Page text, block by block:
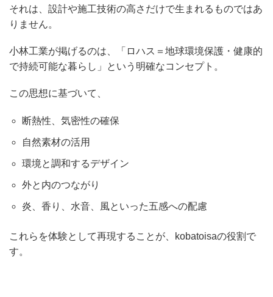
それは、設計や施工技術の高さだけで生まれるものではあ
りません。
小林工業が掲げるのは、「ロハス＝地球環境保護・健康的
で持続可能な暮らし」という明確なコンセプト。
この思想に基づいて、
断熱性、気密性の確保
自然素材の活用
環境と調和するデザイン
外と内のつながり
炎、香り、水音、風といった五感への配慮
これらを体験として再現することが、kobatoisaの役割で
す。